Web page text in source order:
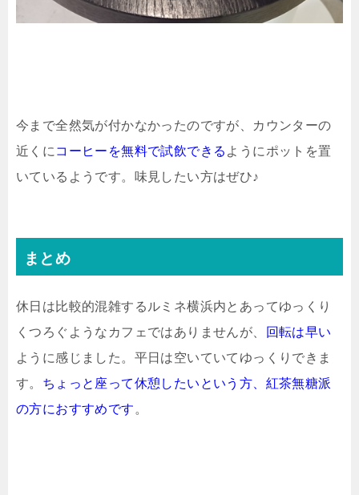
今まで全然気が付かなかったのですが、カウンターの
近くに コーヒーを無料で試飲できる ようにポットを置
いているようです。味見したい方はぜひ♪
まとめ
休日は比較的混雑するルミネ横浜内とあってゆっくり
くつろぐようなカフェではありませんが、
回転は早い
ように感じました。平日は空いていてゆっくりできま
す。 ちょっと座って休憩したいという方、紅茶無糖派
の方におすすめです 。